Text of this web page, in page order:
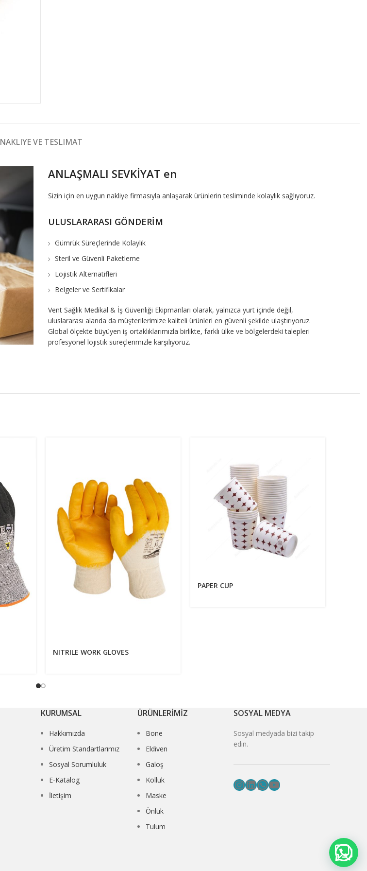
NAKLIYE VE TESLIMAT
ANLAŞMALI SEVKİYAT en
Sizin için en uygun nakliye firmasıyla anlaşarak ürünlerin tesliminde kolaylık sağlıyoruz.
ULUSLARARASI GÖNDERİM
Gümrük Süreçlerinde Kolaylık
Steril ve Güvenli Paketleme
Lojistik Alternatifleri
Belgeler ve Sertifikalar
Vent Sağlık Medikal & İş Güvenliği Ekipmanları olarak, yalnızca yurt içinde değil,
uluslararası alanda da müşterilerimize kaliteli ürünleri en güvenli şekilde ulaştırıyoruz.
Global ölçekte büyüyen iş ortaklıklarımızla birlikte, farklı ülke ve bölgelerdeki talepleri
profesyonel lojistik süreçlerimizle karşılıyoruz.
NITRILE WORK GLOVES
PAPER CUP
KURUMSAL
Hakkımızda
Üretim Standartlarımız
Sosyal Sorumluluk
E-Katalog
İletişim
ÜRÜNLERİMİZ
Bone
Eldiven
Galoş
Kolluk
Maske
Önlük
Tulum
SOSYAL MEDYA
Sosyal medyada bizi takip
edin.
Instagram
LinkedIn
WhatsApp
YouTube